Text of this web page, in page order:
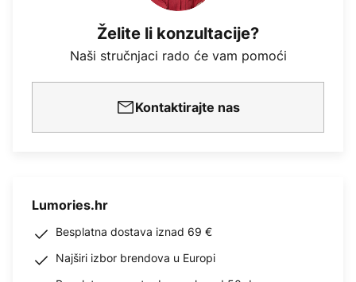
Želite li konzultacije?
Naši stručnjaci rado će vam pomoći
Kontaktirajte nas
Lumories.hr
Besplatna dostava iznad 69 €
Najširi izbor brendova u Europi